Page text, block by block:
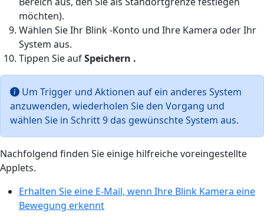
möchten).
Wählen Sie Ihr Blink -Konto und Ihre Kamera oder Ihr
System aus.
Tippen Sie aufSpeichern .
Um Trigger und Aktionen auf ein anderes System
anzuwenden, wiederholen Sie den Vorgang und
wählen Sie in Schritt 9 das gewünschte System aus.
Nachfolgend finden Sie einige hilfreiche voreingestellte
Applets.
Erhalten Sie eine E-Mail, wenn Ihre Blink Kamera eine
Bewegung erkennt